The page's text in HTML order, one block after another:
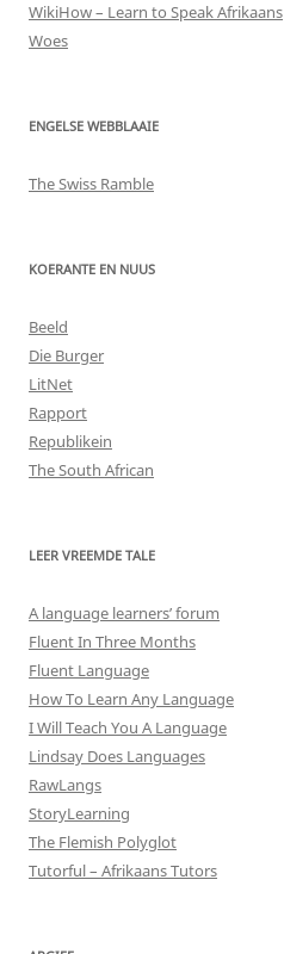
WikiHow – Learn to Speak Afrikaans
Woes
ENGELSE WEBBLAAIE
The Swiss Ramble
KOERANTE EN NUUS
Beeld
Die Burger
LitNet
Rapport
Republikein
The South African
LEER VREEMDE TALE
A language learners’ forum
Fluent In Three Months
Fluent Language
How To Learn Any Language
I Will Teach You A Language
Lindsay Does Languages
RawLangs
StoryLearning
The Flemish Polyglot
Tutorful – Afrikaans Tutors